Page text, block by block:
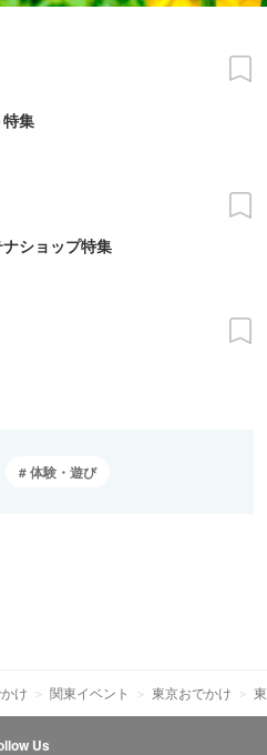
集
ショップ特集
体験・遊び
け 関東イベント 東京おでかけ
Us